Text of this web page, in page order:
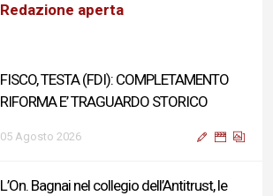
Redazione aperta
FISCO, TESTA (FDI): COMPLETAMENTO
RIFORMA E’ TRAGUARDO STORICO
05 Agosto 2026
L’On. Bagnai nel collegio dell’Antitrust, le